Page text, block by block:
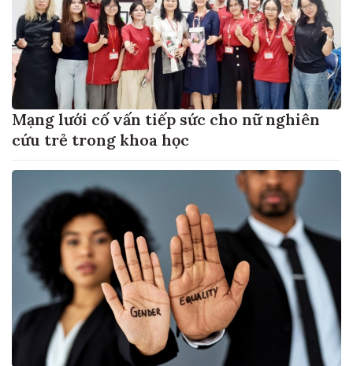
Mạng lưới cố vấn tiếp sức cho nữ nghiên
cứu trẻ trong khoa học